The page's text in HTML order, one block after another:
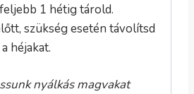
1 hétig tárold.
szükség esetén távolítsd
héjakat.
nyálkás magvakat